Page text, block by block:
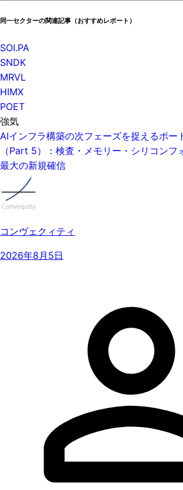
同一セクターの関連記事（おすすめレポート）
SOI.PA
SNDK
MRVL
HIMX
POET
強気
AIインフラ構築の次フェーズを捉えるポー
（Part 5）：検査・メモリー・シリコンフ
最大の新規確信
コンヴェクィティ
2026年8月5日